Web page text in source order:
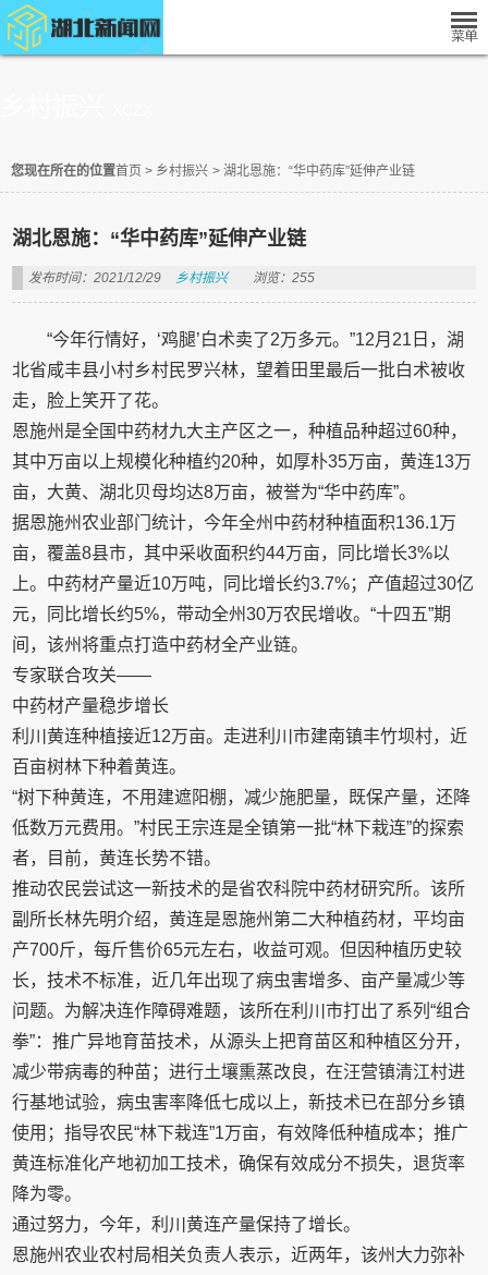
您现在所在的位置首页 > 乡村振兴 > 湖北恩施：“华中药库”延伸产业链
湖北恩施：“华中药库”延伸产业链
发布时间：2021/12/29 乡村振兴 浏览：255
“今年行情好，‘鸡腿’白术卖了2万多元。”12月21日，湖
北省咸丰县小村乡村民罗兴林，望着田里最后一批白术被收
走，脸上笑开了花。
恩施州是全国中药材九大主产区之一，种植品种超过60种，
其中万亩以上规模化种植约20种，如厚朴35万亩，黄连13万
亩，大黄、湖北贝母均达8万亩，被誉为“华中药库”。
据恩施州农业部门统计，今年全州中药材种植面积136.1万
亩，覆盖8县市，其中采收面积约44万亩，同比增长3%以
上。中药材产量近10万吨，同比增长约3.7%；产值超过30亿
元，同比增长约5%，带动全州30万农民增收。“十四五”期
间，该州将重点打造中药材全产业链。
专家联合攻关——
中药材产量稳步增长
利川黄连种植接近12万亩。走进利川市建南镇丰竹坝村，近
百亩树林下种着黄连。
“树下种黄连，不用建遮阳棚，减少施肥量，既保产量，还降
低数万元费用。”村民王宗连是全镇第一批“林下栽连”的探索
者，目前，黄连长势不错。
推动农民尝试这一新技术的是省农科院中药材研究所。该所
副所长林先明介绍，黄连是恩施州第二大种植药材，平均亩
产700斤，每斤售价65元左右，收益可观。但因种植历史较
长，技术不标准，近几年出现了病虫害增多、亩产量减少等
问题。为解决连作障碍难题，该所在利川市打出了系列“组合
拳”：推广异地育苗技术，从源头上把育苗区和种植区分开，
减少带病毒的种苗；进行土壤熏蒸改良，在汪营镇清江村进
行基地试验，病虫害率降低七成以上，新技术已在部分乡镇
使用；指导农民“林下栽连”1万亩，有效降低种植成本；推广
黄连标准化产地初加工技术，确保有效成分不损失，退货率
降为零。
通过努力，今年，利川黄连产量保持了增长。
恩施州农业农村局相关负责人表示，近两年，该州大力弥补